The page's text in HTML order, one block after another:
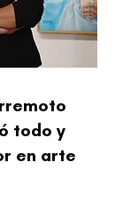
todo y
en arte